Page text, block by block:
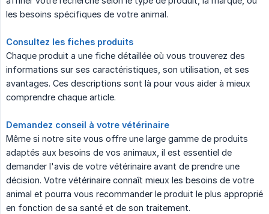
les besoins spécifiques de votre animal.
Consultez les fiches produits
Chaque produit a une fiche détaillée où vous trouverez des
informations sur ses caractéristiques, son utilisation, et ses
avantages. Ces descriptions sont là pour vous aider à mieux
comprendre chaque article.
Demandez conseil à votre vétérinaire
Même si notre site vous offre une large gamme de produits
adaptés aux besoins de vos animaux, il est essentiel de
demander l'avis de votre vétérinaire avant de prendre une
décision. Votre vétérinaire connaît mieux les besoins de votre
animal et pourra vous recommander le produit le plus approprié
en fonction de sa santé et de son traitement.